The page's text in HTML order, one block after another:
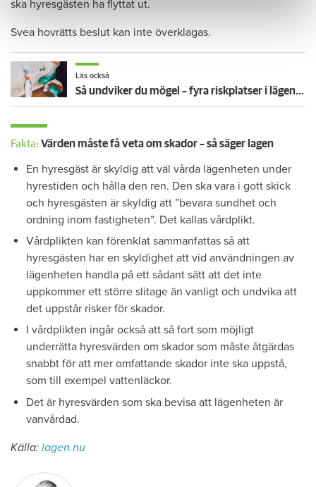
ska hyresgästen ha flyttat ut.
Svea hovrätts beslut kan inte överklagas.
Läs också
Så undviker du mögel – fyra riskplatser i lägenheten: ”Måste städa bort”
Fakta: Värden måste få veta om skador – så säger lagen
En hyresgäst är skyldig att väl vårda lägenheten under
hyrestiden och hålla den ren. Den ska vara i gott skick
och hyresgästen är skyldig att ”bevara sundhet och
ordning inom fastigheten”. Det kallas vårdplikt.
Vårdplikten kan förenklat sammanfattas så att
hyresgästen har en skyldighet att vid användningen av
lägenheten handla på ett sådant sätt att det inte
uppkommer ett större slitage än vanligt och undvika att
det uppstår risker för skador.
I vårdplikten ingår också att så fort som möjligt
underrätta hyresvärden om skador som måste åtgärdas
snabbt för att mer omfattande skador inte ska uppstå,
som till exempel vattenläckor.
Det är hyresvärden som ska bevisa att lägenheten är
vanvårdad.
Källa: lagen.nu